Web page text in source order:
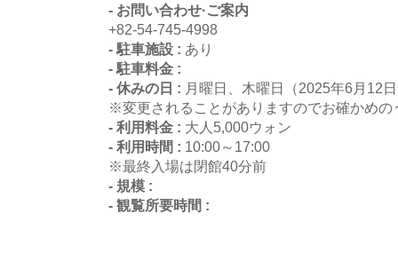
- お問い合わせ·ご案内
+82-54-745-4998
- 駐車施設 : あり
- 駐車料金 :
- 休みの日 : 月曜日、木曜日（2025年6月12
※変更されることがありますのでお確かめの
- 利用料金 : 大人5,000ウォン
- 利用時間 : 10:00～17:00
※最終入場は閉館40分前
- 規模 :
- 観覧所要時間 :